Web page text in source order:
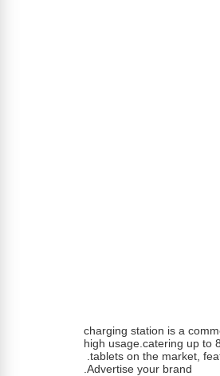
charging station is a
high usage.catering up to
tablets on the market,
Advertise your brand.